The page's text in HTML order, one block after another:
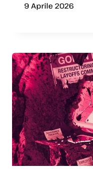
9 Aprile 2026